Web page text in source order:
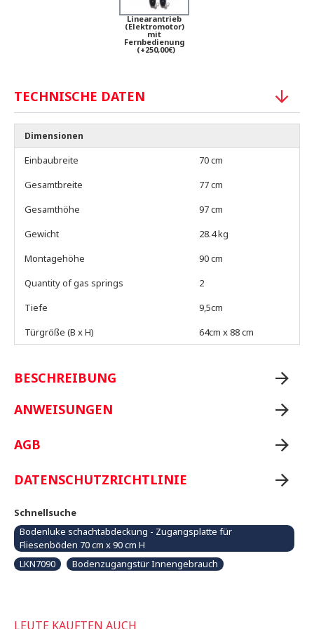
Linearantrieb
(Elektromotor)
mit
Fernbedienung
(+250,00€)
TECHNISCHE DATEN
Dimensionen
Einbaubreite
70 cm
Gesamtbreite
77 cm
Gesamthöhe
97 cm
Gewicht
28.4 kg
Montagehöhe
90 cm
Quantity of gas springs
2
Tiefe
9,5cm
Türgröße (B x H)
64cm x 88 cm
BESCHREIBUNG
ANWEISUNGEN
AGB
DATENSCHUTZRICHTLINIE
Schnellsuche
Bodenluke schachtabdeckung - Zugangsplatte für
Fliesenböden 70 cm x 90 cm H
LKN7090
Bodenzugangstür Innengebrauch
LEUTE KAUFTEN AUCH